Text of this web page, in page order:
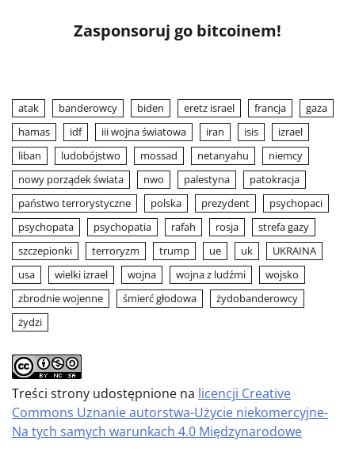
Zasponsoruj go bitcoinem!
atak banderowcy biden eretz israel francja
gaza
hamas
idf iii wojna światowa iran isis
izrael
liban
ludobójstwo mossad netanyahu
niemcy
nowy porządek świata
nwo palestyna
patokracja
państwo terrorystyczne
polska prezydent
psychopaci
psychopata
psychopatia rafah rosja
strefa gazy
szczepionki
terroryzm trump ue uk
UKRAINA
usa
wielki izrael wojna wojna z ludźmi
wojsko
zbrodnie wojenne
śmierć głodowa
żydobanderowcy
żydzi
Treści strony udostępnione na licencji Creative
Commons Uznanie autorstwa-Użycie niekomercyjne-
Na tych samych warunkach 4.0 Międzynarodowe